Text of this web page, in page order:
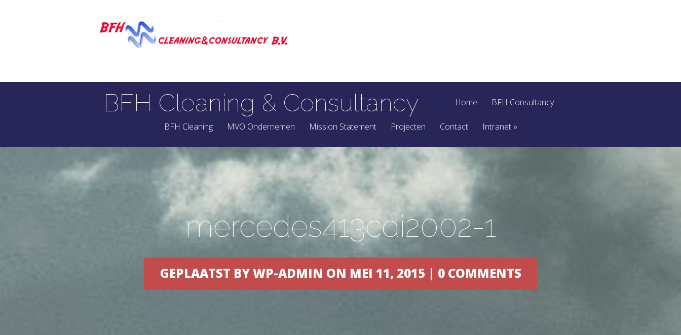
BFH Cleaning & Consultancy Home BFH Consultancy
BFH Cleaning MVO Ondernemen Mission Statement Projecten Contact Intranet»
mercedes413cdi2002-1
GEPLAATST BYWP-ADMIN ON MEI 11, 2015 | 0 COMMENTS